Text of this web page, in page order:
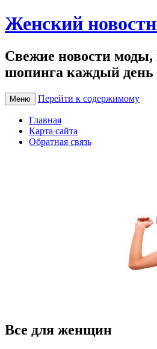
Женский
Свежие новости
шопинга каждый день
Меню Перейти к содержимому
Главная
Карта сайта
Обратная связь
Все для женщин